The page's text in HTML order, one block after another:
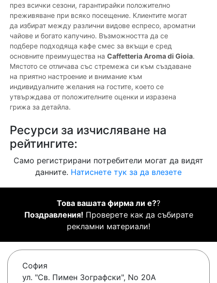
през всички сезони, гарантирайки положително
преживяване при всяко посещение. Клиентите могат
да избират между различни видове еспресо, ароматни
чайове и богато капучино. Възможността да се
подбере подходяща кафе смес за вкъщи е сред
основните преимущества на Caffetteria Aroma di Gioia.
Мястото се отличава със стремежа си към създаване
на приятно настроение и внимание към
индивидуалните желания на гостите, което се
утвърждава от положителните оценки и изразена
грижа за детайла.
Ресурси за изчисляване на
рейтингите:
Само регистрирани потребители могат да видят
данните. Натиснете тук за да влезете
Това вашата фирма ли е??
Поздравления! Проверете как да събирате
рекламни материали!
София
ул. "Св. Пимен Зографски", No 20A